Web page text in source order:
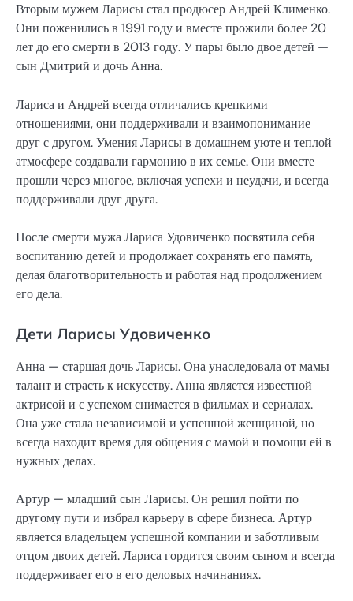
Вторым мужем Ларисы стал продюсер Андрей Клименко.
Они поженились в 1991 году и вместе прожили более 20
лет до его смерти в 2013 году. У пары было двое детей —
сын Дмитрий и дочь Анна.
Лариса и Андрей всегда отличались крепкими
отношениями, они поддерживали и взаимопонимание
друг с другом. Умения Ларисы в домашнем уюте и теплой
атмосфере создавали гармонию в их семье. Они вместе
прошли через многое, включая успехи и неудачи, и всегда
поддерживали друг друга.
После смерти мужа Лариса Удовиченко посвятила себя
воспитанию детей и продолжает сохранять его память,
делая благотворительность и работая над продолжением
его дела.
Дети Ларисы Удовиченко
Анна — старшая дочь Ларисы. Она унаследовала от мамы
талант и страсть к искусству. Анна является известной
актрисой и с успехом снимается в фильмах и сериалах.
Она уже стала независимой и успешной женщиной, но
всегда находит время для общения с мамой и помощи ей в
нужных делах.
Артур — младший сын Ларисы. Он решил пойти по
другому пути и избрал карьеру в сфере бизнеса. Артур
является владельцем успешной компании и заботливым
отцом двоих детей. Лариса гордится своим сыном и всегда
поддерживает его в его деловых начинаниях.